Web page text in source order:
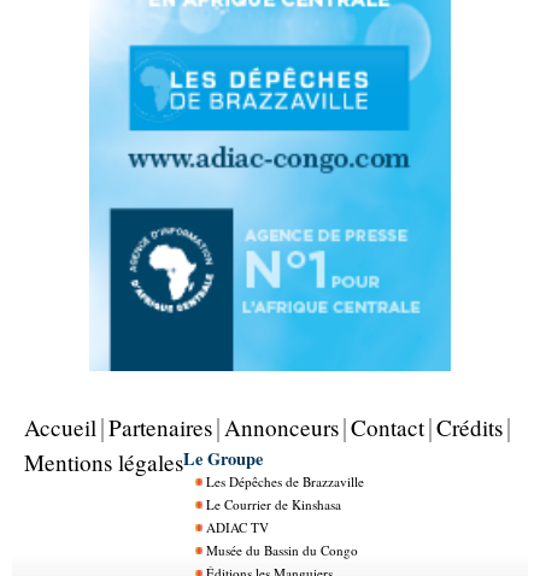
Accueil Partenaires Annonceurs Contact Crédits
Mentions légalesLe Groupe
Les Dépêches de Brazzaville
Le Courrier de Kinshasa
ADIAC TV
Musée du Bassin du Congo